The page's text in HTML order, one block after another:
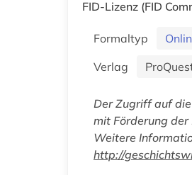
FID-Lizenz (FID
Formaltyp
Verlag
Der Zugriff auf
mit Förderung
Weitere
http://